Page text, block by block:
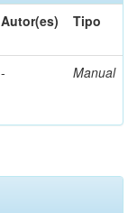
Autor(es) Tipo
- Manual